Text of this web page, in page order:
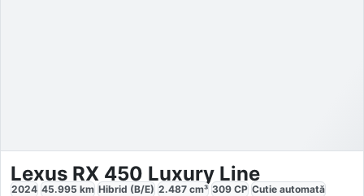
Lexus RX 450 Luxury Line
2024 45.995 km Hibrid (B/E) 2.487 cm³ 309 CP Cutie automată